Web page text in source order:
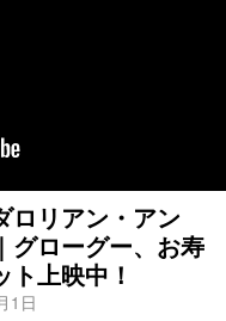
ロリアン・アン
グローグー、お寿
上映中！
1日